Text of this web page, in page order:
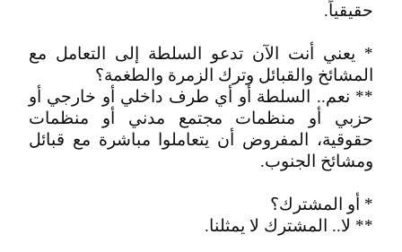
حقيقياً.
* يعني أنت الآن تدعو السلطة إلى التعامل مع
المشائخ والقبائل وترك الزمرة والطغمة؟
** نعم.. السلطة أو أي طرف داخلي أو خارجي أو
حزبي أو منظمات مجتمع مدني أو منظمات
حقوقية، المفروض أن يتعاملوا مباشرة مع قبائل
ومشائخ الجنوب.
* أو المشترك؟
** لا.. المشترك لا يمثلنا.